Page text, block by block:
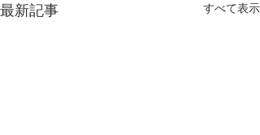
最新記事 すべて表示